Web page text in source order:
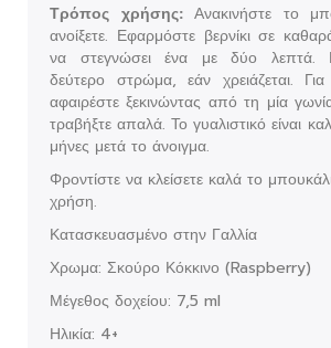
Τρόπος χρήσης:Ανακινήστε το
ανοίξετε. Εφαρμόστε βερνίκι σε
να στεγνώσει ένα με δύο λεπτά.
δεύτερο στρώμα, εάν χρειάζεται.
αφαιρέστε ξεκινώντας από τη μία
τραβήξτε απαλά. Το γυαλιστικό είναι
μήνες μετά το άνοιγμα.
Φροντίστε να κλείσετε καλά το
χρήση.
Κατασκευασμένο στην Γαλλία
Χρωμα: Σκούρο Κόκκινο (Raspberry)
Μέγεθος δοχείου: 7,5 ml
Ηλικία: 4+